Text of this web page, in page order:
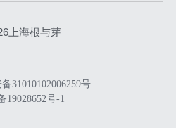
上海根与芽
31010102006259号
19028652号-1